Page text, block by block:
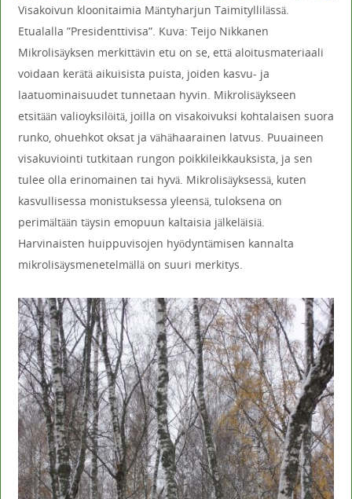
Visakoivun kloonitaimia Mäntyharjun Taimityllilässä.
Etualalla ”Presidenttivisa”. Kuva: Teijo Nikkanen
Mikrolisäyksen merkittävin etu on se, että aloitusmateriaali
voidaan kerätä aikuisista puista, joiden kasvu- ja
laatuominaisuudet tunnetaan hyvin. Mikrolisäykseen
etsitään valioyksilöitä, joilla on visakoivuksi kohtalaisen suora
runko, ohuehkot oksat ja vähähaarainen latvus. Puuaineen
visakuviointi tutkitaan rungon poikkileikkauksista, ja sen
tulee olla erinomainen tai hyvä. Mikrolisäyksessä, kuten
kasvullisessa monistuksessa yleensä, tuloksena on
perimältään täysin emopuun kaltaisia jälkeläisiä.
Harvinaisten huippuvisojen hyödyntämisen kannalta
mikrolisäysmenetelmällä on suuri merkitys.